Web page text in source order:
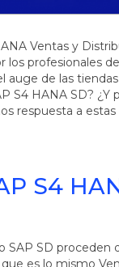
Ventas y
los profesionales
auge de las
S4 HANA SD? ¿Y
respuesta a estas
S4
SAP SD proceden